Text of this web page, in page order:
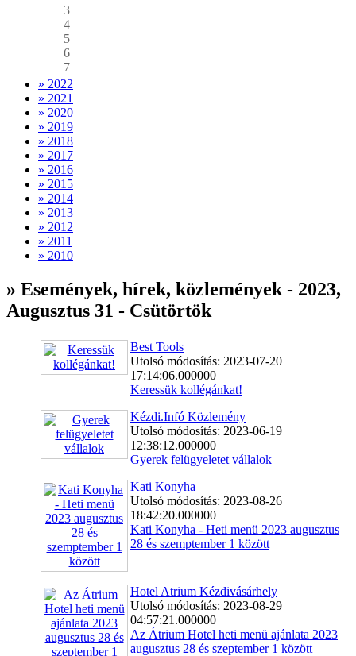
3
4
5
6
7
» 2022
» 2021
» 2020
» 2019
» 2018
» 2017
» 2016
» 2015
» 2014
» 2013
» 2012
» 2011
» 2010
» Események, hírek, közlemények - 2023,
Augusztus 31 - Csütörtök
Best Tools
Utolsó módosítás: 2023-07-20
17:14:06.000000
Keressük kollégánkat!
Kézdi.Infó Közlemény
Utolsó módosítás: 2023-06-19
12:38:12.000000
Gyerek felügyeletet vállalok
Kati Konyha
Utolsó módosítás: 2023-08-26
18:42:20.000000
Kati Konyha - Heti menü 2023 augusztus
28 és szemptember 1 között
Hotel Atrium Kézdivásárhely
Utolsó módosítás: 2023-08-29
04:57:21.000000
Az Átrium Hotel heti menü ajánlata 2023
augusztus 28 és szeptember 1 között